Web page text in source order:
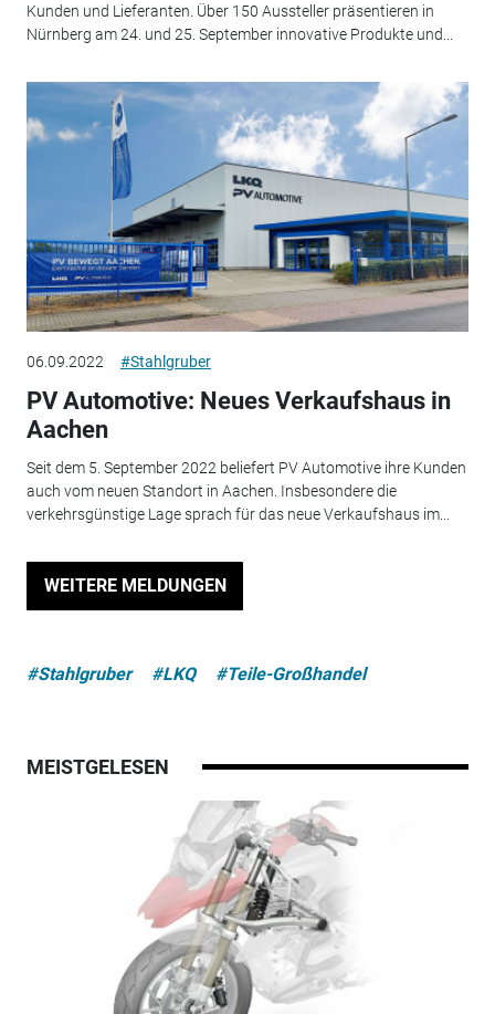
Kunden und Lieferanten. Über 150 Aussteller präsentieren in
Nürnberg am 24. und 25. September innovative Produkte und...
06.09.2022 #Stahlgruber
PV Automotive: Neues Verkaufshaus in
Aachen
Seit dem 5. September 2022 beliefert PV Automotive ihre Kunden
auch vom neuen Standort in Aachen. Insbesondere die
verkehrsgünstige Lage sprach für das neue Verkaufshaus im...
WEITERE MELDUNGEN
#Stahlgruber #LKQ #Teile-Großhandel
MEISTGELESEN